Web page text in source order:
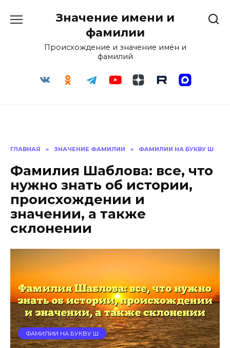
Значение имени и
фамилии
Происхождение и значение имён и
фамилий
ГЛАВНАЯ » ЗНАЧЕНИЕ ФАМИЛИИ » ФАМИЛИИ НА БУКВУ Ш
Фамилия Шаблова: все, что
нужно знать об истории,
происхождении и
значении, а также
склонении
ФАМИЛИИ НА БУКВУ Ш